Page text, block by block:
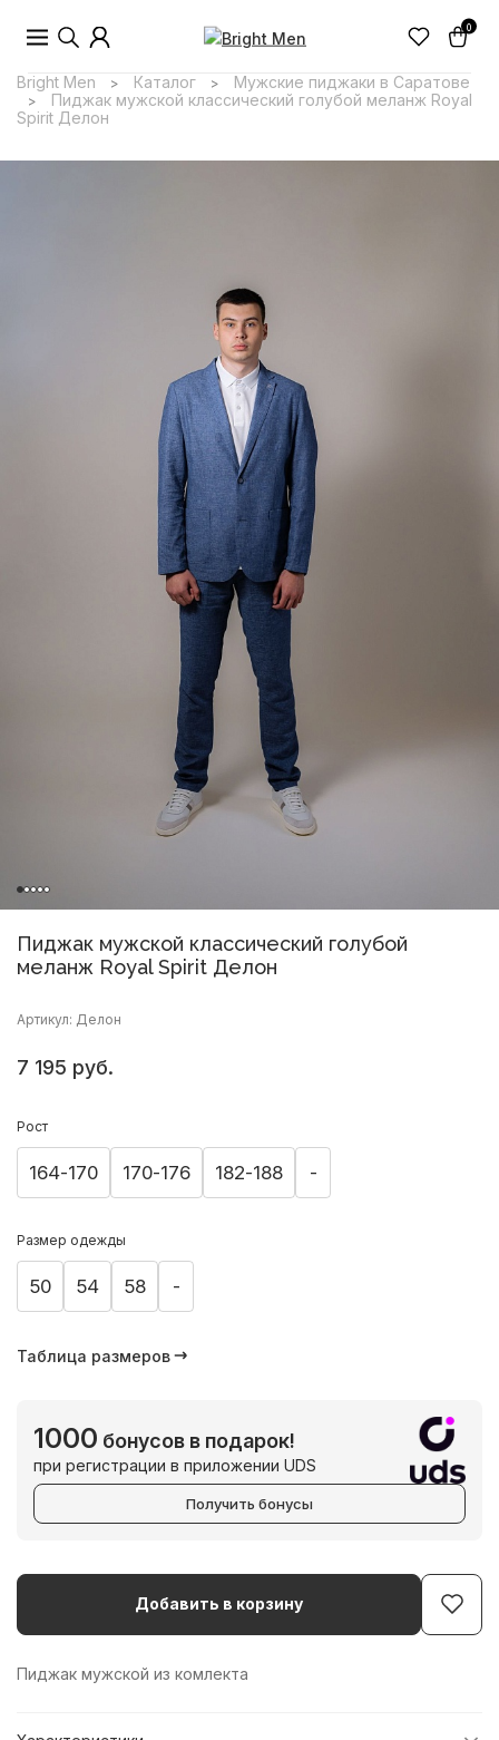
0
Bright Men > Каталог > Мужские пиджаки в Саратове
>
Пиджак мужской классический голубой меланж Royal
Spirit Делон
Пиджак мужской классический голубой
меланж Royal Spirit Делон
Артикул: Делон
7 195 руб.
Рост
164-170 170-176 182-188 -
Размер одежды
50 54 58 -
Таблица размеров
1000 бонусов в подарок!
при регистрации в приложении UDS
Получить бонусы
Добавить в корзину
Пиджак мужской из комлекта